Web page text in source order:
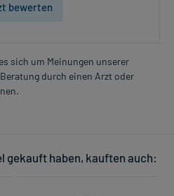
bewerten
sich um Meinungen unserer
durch einen Arzt oder
gekauft haben, kauften auch: